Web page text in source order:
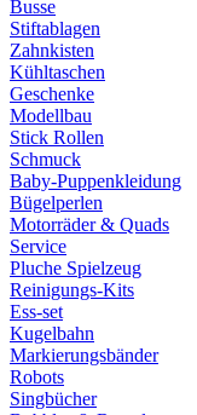
Busse
Stiftablagen
Zahnkisten
Kühltaschen
Geschenke
Modellbau
Stick Rollen
Schmuck
Baby-Puppenkleidung
Bügelperlen
Motorräder & Quads
Service
Pluche Spielzeug
Reinigungs-Kits
Ess-set
Kugelbahn
Markierungsbänder
Robots
Singbücher